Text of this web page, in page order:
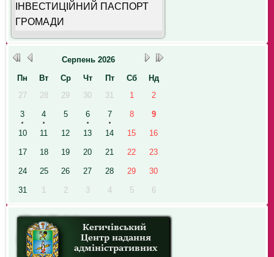
ІНВЕСТИЦІЙНИЙ ПАСПОРТ
ГРОМАДИ
Серпень 2026
Пн
Вт Ср Чт Пт Сб
Нд
27
28 29 30 31 1 2
3 4 5 6 7 8 9
10 11 12 13 14 15 16
17 18 19 20 21 22 23
24 25 26 27 28 29 30
31 1 2 3 4 5 6